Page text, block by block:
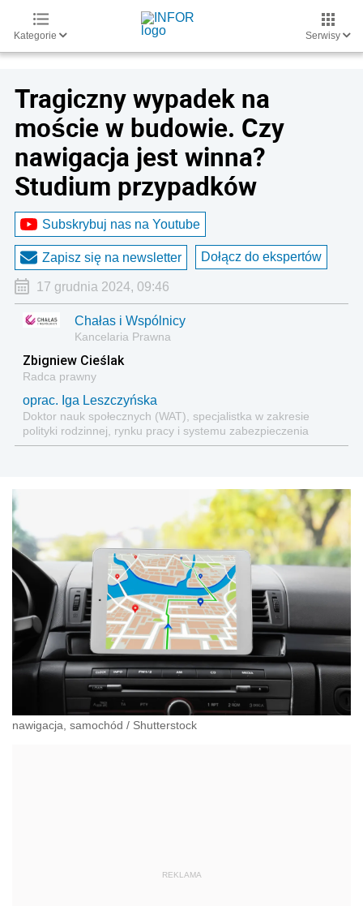
Kategorie Serwisy
Tragiczny wypadek na
moście w budowie. Czy
nawigacja jest winna?
Studium przypadków
Subskrybuj nas na Youtube
Zapisz się na newsletter Dołącz do ekspertów
17 grudnia 2024, 09:46
Chałas i Wspólnicy
Kancelaria Prawna
Zbigniew Cieślak
Radca prawny
oprac. Iga Leszczyńska
Doktor nauk społecznych (WAT), specjalistka w zakresie
polityki rodzinnej, rynku pracy i systemu zabezpieczenia
społecznego.
nawigacja, samochód / Shutterstock